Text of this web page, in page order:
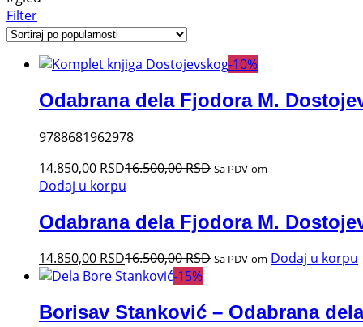
Filter
-10%
Odabrana dela Fjodora M.
9788681962978
14.850,00 RSD16.500,00RSD Sa PDV-om
Dodaj u korpu
Odabrana dela Fjodora M.
14.850,00 RSD16.500,00RSD Sa PDV-om Dodaj u korpu
-15%
Borisav Stanković – Odabrana dela